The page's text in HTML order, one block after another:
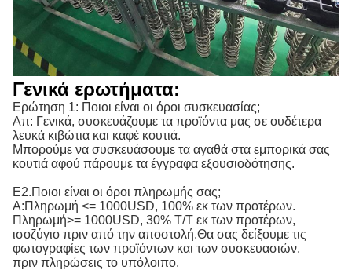
Γενικά ερωτήματα:
Ερώτηση 1: Ποιοι είναι οι όροι συσκευασίας;
Απ: Γενικά, συσκευάζουμε τα προϊόντα μας σε ουδέτερα
λευκά κιβώτια και καφέ κουτιά.
Μπορούμε να συσκευάσουμε τα αγαθά στα εμπορικά σας
κουτιά αφού πάρουμε τα έγγραφα εξουσιοδότησης.
Ε2.Ποιοι είναι οι όροι πληρωμής σας;
Α:Πληρωμή <= 1000USD, 100% εκ των προτέρων.
Πληρωμή>= 1000USD, 30% T/T εκ των προτέρων,
ισοζύγιο πριν από την αποστολή.Θα σας δείξουμε τις
φωτογραφίες των προϊόντων και των συσκευασιών.
πριν πληρώσεις το υπόλοιπο.